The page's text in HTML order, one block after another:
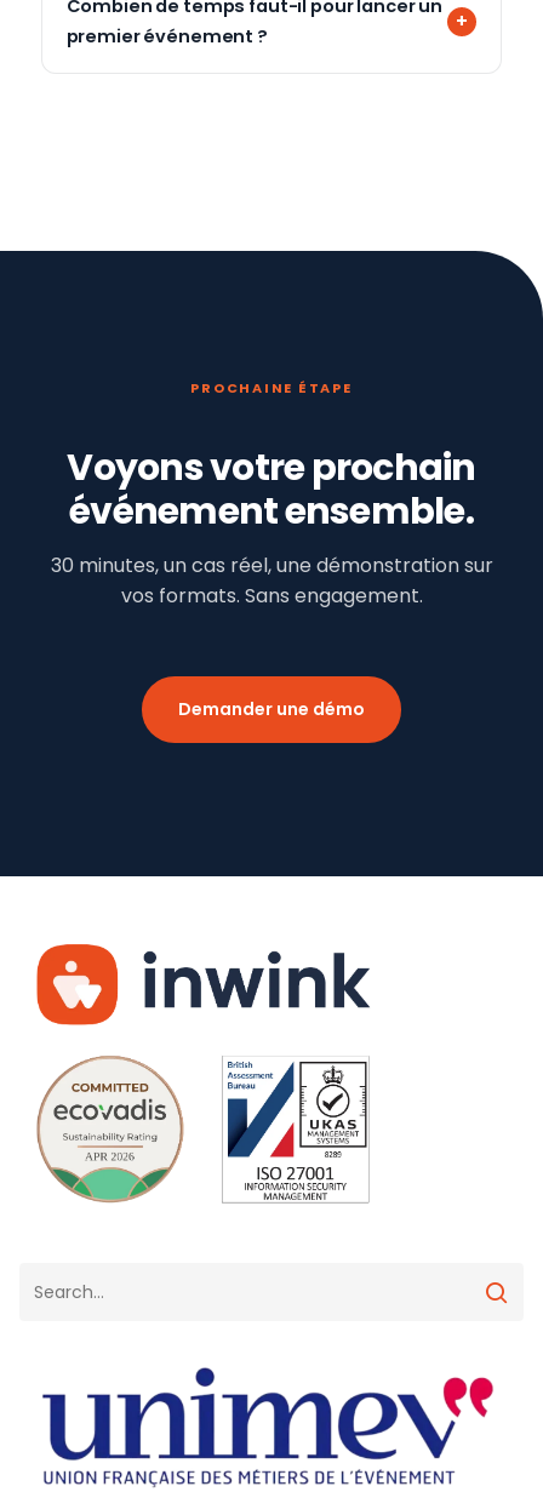
Combien de temps faut-il pour lancer un
premier événement ?
PROCHAINE ÉTAPE
Voyons votre prochain
événement ensemble.
30 minutes, un cas réel, une démonstration sur
vos formats. Sans engagement.
Demander une démo